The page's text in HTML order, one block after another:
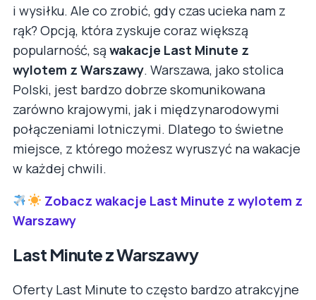
i wysiłku. Ale co zrobić, gdy czas ucieka nam z
rąk? Opcją, która zyskuje coraz większą
popularność, są wakacje Last Minute z
wylotem z Warszawy. Warszawa, jako stolica
Polski, jest bardzo dobrze skomunikowana
zarówno krajowymi, jak i międzynarodowymi
połączeniami lotniczymi. Dlatego to świetne
miejsce, z którego możesz wyruszyć na wakacje
w każdej chwili.
Zobacz wakacje Last Minute z wylotem z
Warszawy
Last Minute z Warszawy
Oferty Last Minute to często bardzo atrakcyjne